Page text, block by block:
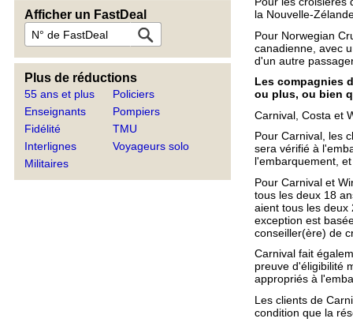
Afficher un FastDeal
Plus de réductions
55 ans et plus
Enseignants
Fidélité
Interlignes
Militaires
Policiers
Pompiers
TMU
Voyageurs solo
la Nouvelle-
Pour Norwegian
canadienne, avec
d'un autre
Les compagnies
ou plus, ou bien
Carnival, Costa et
Pour Carnival, les
sera vérifié à
l'embarquement,
Pour Carnival et
tous les deux 18
aient tous les deux
exception est
conseiller(ère) de
Carnival fait
preuve d'éligibilité
appropriés à
Les clients de
condition que la